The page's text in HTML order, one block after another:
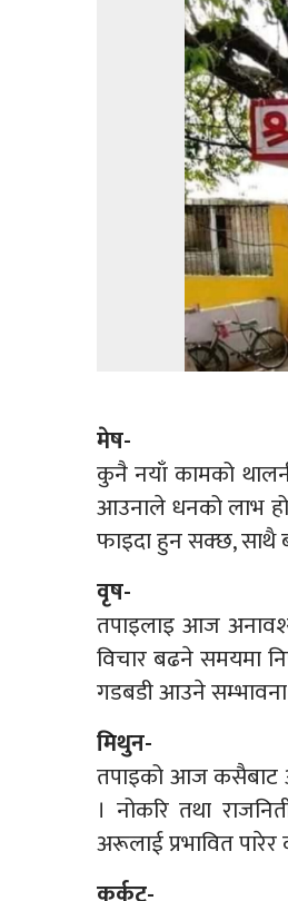
मेष-
कुनै नयाँ कामको
आउनाले धनको लाभ
फाइदा हुन सक्छ, साथै
वृष-
तपाइलाइ आज
विचार बढने समयमा
गडबडी आउने
मिथुन-
तपाइको आज कसैबाट
। नोकरि तथा
अरूलाई प्रभावित